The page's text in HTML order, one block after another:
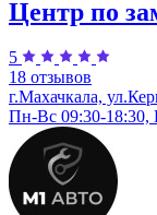
Центр по
5
18 отзывов
г.Махачкала,
Пн-Вс 09:30-18:30,